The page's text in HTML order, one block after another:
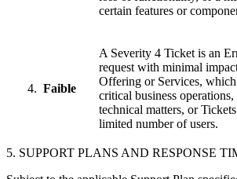
certain features or
Faible
A Severity 4 Ticket is an
request with minimal
Offering or Services,
critical business
technical matters, or
limited number of users.
5. SUPPORT PLANS AND RESPONSE